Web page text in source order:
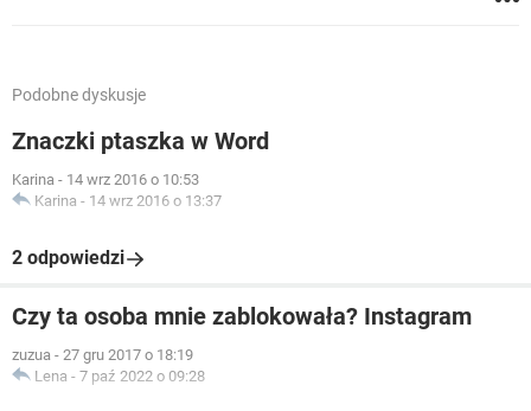
Podobne dyskusje
Znaczki ptaszka w Word
Karina - 14 wrz 2016 o 10:53
Karina - 14 wrz 2016 o 13:37
2 odpowiedzi
Czy ta osoba mnie zablokowała? Instagram
zuzua - 27 gru 2017 o 18:19
Lena - 7 paź 2022 o 09:28